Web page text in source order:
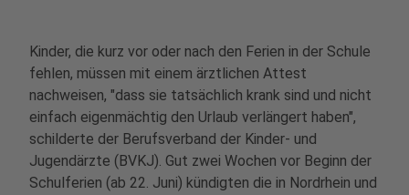
Kinder, die kurz vor oder nach den Ferien in der Schule
fehlen, müssen mit einem ärztlichen Attest
nachweisen, "dass sie tatsächlich krank sind und nicht
einfach eigenmächtig den Urlaub verlängert haben",
schilderte der Berufsverband der Kinder- und
Jugendärzte (BVKJ). Gut zwei Wochen vor Beginn der
Schulferien (ab 22. Juni) kündigten die in Nordrhein und